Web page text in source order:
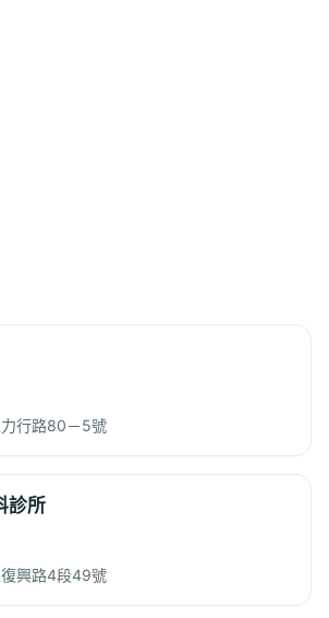
行路80－5號
診所
興路4段49號